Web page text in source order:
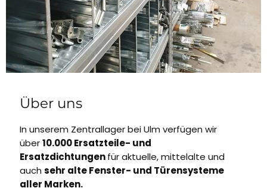
Über uns
In unserem Zentrallager bei Ulm verfügen wir
über10.000 Ersatzteile- und
Ersatzdichtungenfür aktuelle, mittelalte und
auch sehr alte Fenster- und Türensysteme
aller Marken.